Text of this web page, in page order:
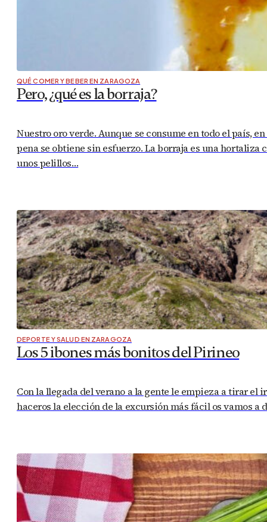
QUÉ COMER Y BEBER EN ZARAGOZA
Pero, ¿qué es la borraja?
Nuestro oro verde. Aunque se consume en todo el país,
pena se obtiene sin esfuerzo. La borraja es una
unos pelillos…
DEPORTE Y SALUD EN ZARAGOZA
Los 5 ibones más bonitos del Pirineo
Con la llegada del verano a la gente le empieza a tirar el
haceros la elección de la excursión más fácil os vamos a